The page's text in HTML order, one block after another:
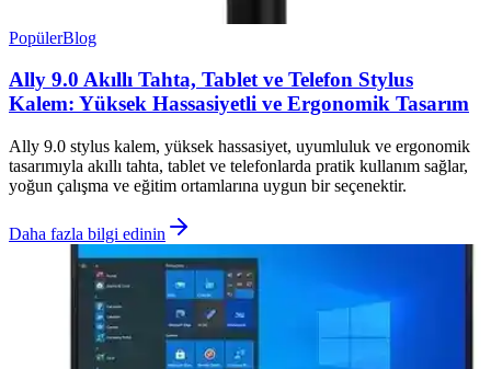
PopülerBlog
Ally 9.0 Akıllı Tahta, Tablet ve Telefon Stylus
Kalem: Yüksek Hassasiyetli ve Ergonomik Tasarım
Ally 9.0 stylus kalem, yüksek hassasiyet, uyumluluk ve ergonomik
tasarımıyla akıllı tahta, tablet ve telefonlarda pratik kullanım sağlar,
yoğun çalışma ve eğitim ortamlarına uygun bir seçenektir.
Daha fazla bilgi edinin